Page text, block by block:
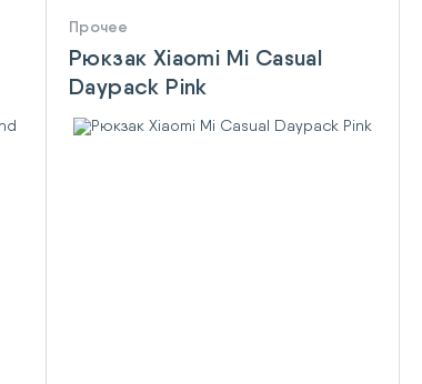
Прочее
Рюкзак Xiaomi Mi Casual
Daypack Pink